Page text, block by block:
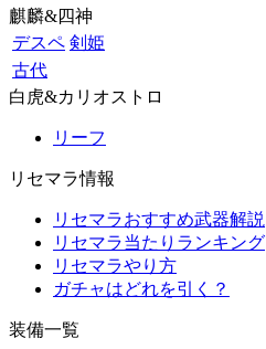
麒麟&四神
デスペ 剣姫
古代
白虎&カリオストロ
リーフ
リセマラ情報
リセマラおすすめ武器解説
リセマラ当たりランキング
リセマラやり方
ガチャはどれを引く？
装備一覧